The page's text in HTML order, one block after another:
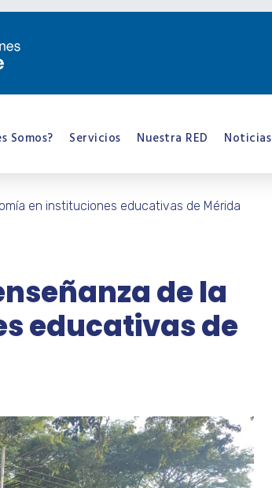
Somos? Servicios Nuestra RED Noticias
en instituciones educativas de Mérida
de la
educativas de